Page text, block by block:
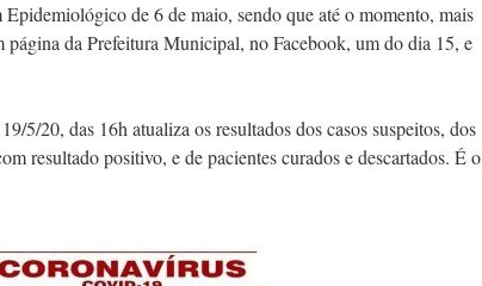
de 6 de maio, sendo que até o momento, mais
da Prefeitura Municipal, no Facebook, um do dia 15, e
5/20, das 16h atualiza os resultados dos casos suspeitos, dos
resultado positivo, e de pacientes curados e descartados. É o